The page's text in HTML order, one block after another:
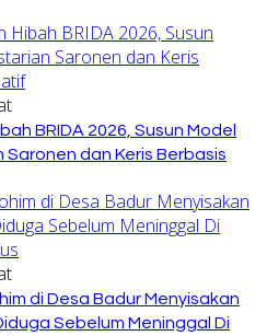
BRIDA 2026, Susun Model
dan Keris Berbasis
di Desa Badur Menyisakan
Sebelum Meninggal Di